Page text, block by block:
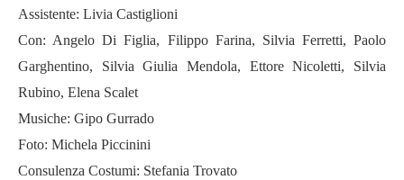
Assistente: Livia Castiglioni
Con: Angelo Di Figlia, Filippo Farina, Silvia Ferretti, Paolo
Garghentino, Silvia Giulia Mendola, Ettore Nicoletti, Silvia
Rubino, Elena Scalet
Musiche: Gipo Gurrado
Foto: Michela Piccinini
Consulenza Costumi: Stefania Trovato